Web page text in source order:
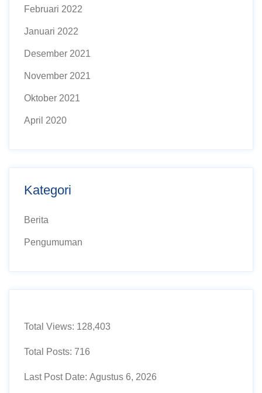
Februari 2022
Januari 2022
Desember 2021
November 2021
Oktober 2021
April 2020
Kategori
Berita
Pengumuman
Total Views: 128,403
Total Posts: 716
Last Post Date: Agustus 6, 2026